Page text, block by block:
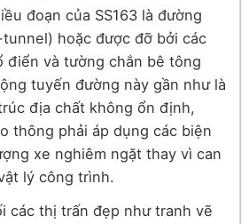
đoạn của SS163 là đường
hoặc được đỡ bởi các
điển và tường chắn bê tông
tuyến đường này gần như là
địa chất không ổn định,
thông phải áp dụng các biện
xe nghiêm ngặt thay vì can
lý công trình.
các thị trấn đẹp như tranh vẽ